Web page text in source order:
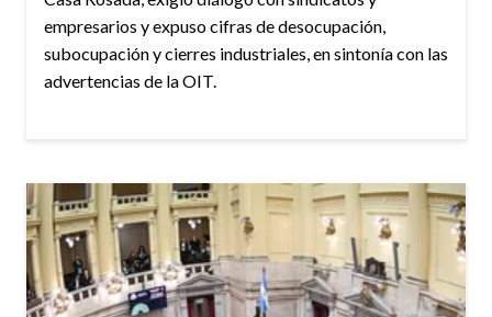
empresarios y expuso cifras de desocupación,
subocupación y cierres industriales, en sintonía con las
advertencias de la OIT.